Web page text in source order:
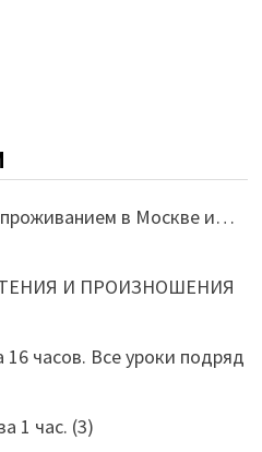
в Москве и…
И ПРОИЗНОШЕНИЯ
часов. Все уроки подряд
1 час. (3)